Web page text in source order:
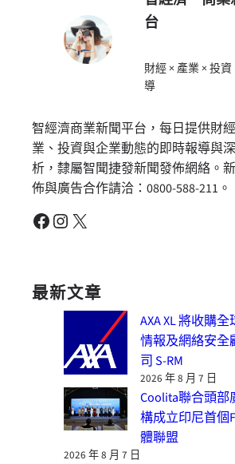
台
財經 × 產業 × 投
導
智經濟商業新聞平台，每日提供財
業、投資與企業動態的即時報導與
析，隸屬智聞捷發新聞發佈網絡。
佈與廣告合作請洽：0800-588-211。
Facebook Instagram X
最新文章
AXA XL 將收購
情報及網絡安全
司 S-RM
2026 年 8 月 7 日
Coolita聯合頭部
構成立印尼首個
體聯盟
2026 年 8 月 7 日